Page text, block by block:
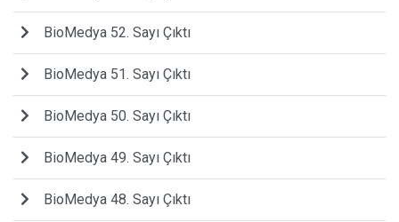
BioMedya 52. Sayı Çıktı
BioMedya 51. Sayı Çıktı
BioMedya 50. Sayı Çıktı
BioMedya 49. Sayı Çıktı
BioMedya 48. Sayı Çıktı